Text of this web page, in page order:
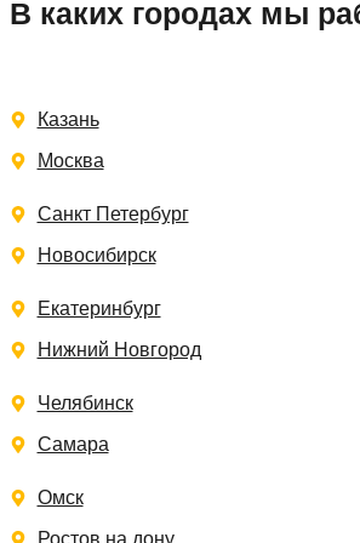
В каких городах мы
Казань
Москва
Санкт Петербург
Новосибирск
Екатеринбург
Нижний Новгород
Челябинск
Самара
Омск
Ростов на дону